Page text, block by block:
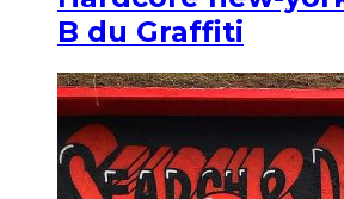
B du Graffiti